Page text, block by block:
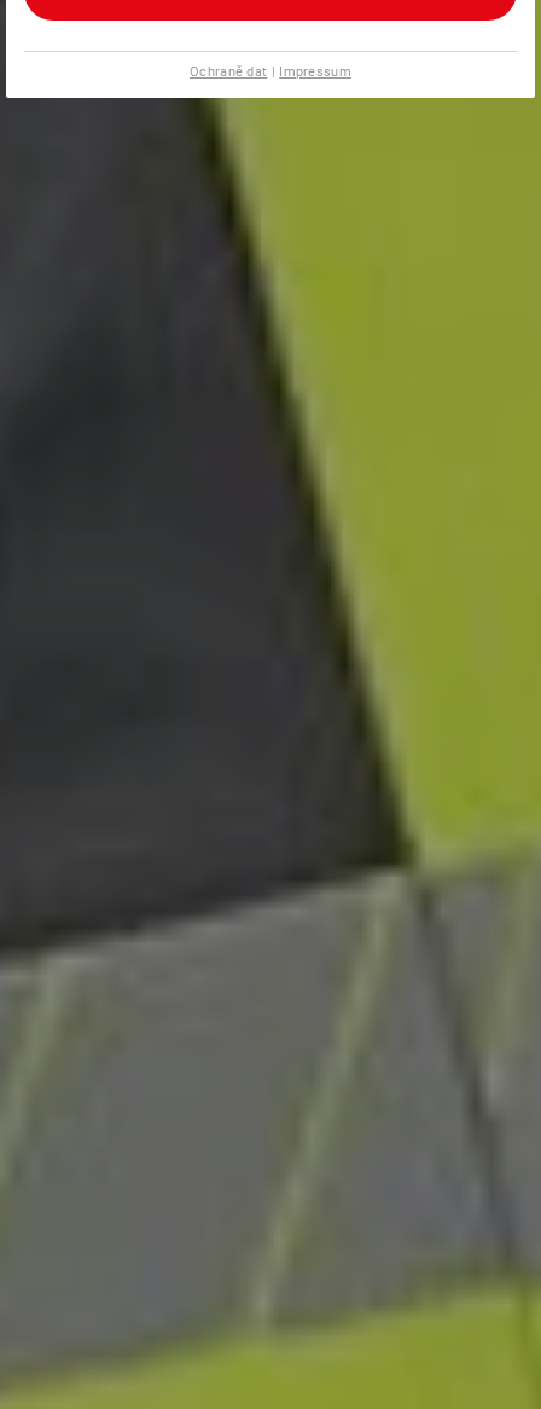
Ochraně dat | Impressum